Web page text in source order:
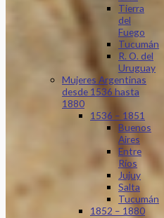
Tierra
del
Fuego
Tucumán
R. O. del
Uruguay
Mujeres Argentinas
desde 1536 hasta
1880
1536 – 1851
Buenos
Aires
Entre
Ríos
Jujuy
Salta
Tucumán
1852 – 1880